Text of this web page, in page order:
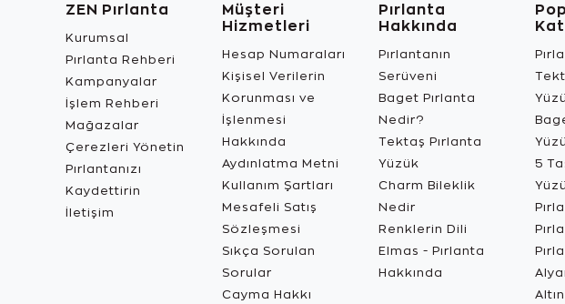
ZEN Pırlanta
Kurumsal
Pırlanta Rehberi
Kampanyalar
İşlem Rehberi
Mağazalar
Çerezleri Yönetin
Pırlantanızı
Kaydettirin
İletişim
Müşteri
Hizmetleri
Hesap Numaraları
Kişisel Verilerin
Korunması ve
İşlenmesi
Hakkında
Aydınlatma Metni
Kullanım Şartları
Mesafeli Satış
Sözleşmesi
Sıkça Sorulan
Sorular
Cayma Hakkı
Pırlanta
Hakkında
Pırlantanın
Serüveni
Baget Pırlanta
Nedir?
Tektaş Pırlanta
Yüzük
Charm Bileklik
Nedir
Renklerin Dili
Elmas - Pırlanta
Hakkında
5